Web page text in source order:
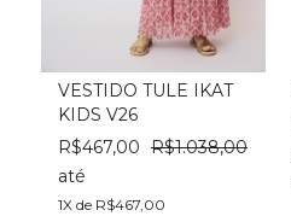
VESTIDO TULE IKAT
KIDS V26
R$467,00 R$1.038,00
até
1X de R$467,00